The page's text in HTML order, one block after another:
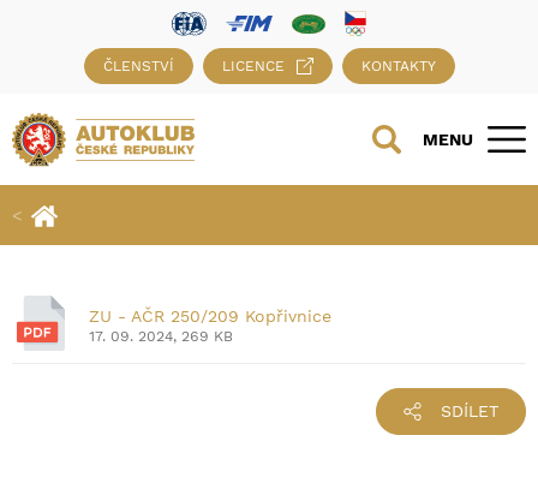
ČLENSTVÍ LICENCE KONTAKTY
MENU
ZU - AČR 250/209 Kopřivnice
17. 09. 2024, 269 KB
SDÍLET